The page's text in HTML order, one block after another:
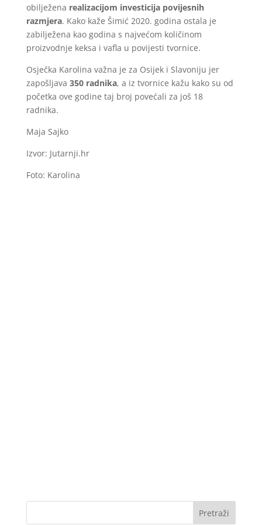
obilježena realizacijom investicija povijesnih
razmjera. Kako kaže Šimić 2020. godina ostala je
zabilježena kao godina s najvećom količinom
proizvodnje keksa i vafla u povijesti tvornice.
Osječka Karolina važna je za Osijek i Slavoniju jer
zapošljava 350 radnika, a iz tvornice kažu kako su od
početka ove godine taj broj povećali za još 18
radnika.
Maja Sajko
Izvor: Jutarnji.hr
Foto: Karolina